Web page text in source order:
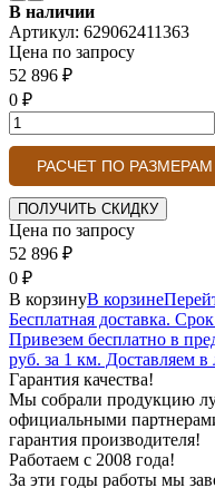
В наличии
Артикул: 629062411363
Цена по запросу
52 896 ₽
0 ₽
РАСЧЕТ ПО РАЗМЕРАМ
Цена по запросу
52 896 ₽
0 ₽
В корзинуВ корзине
Бесплатная доставка.
Привезем бесплатно в
руб. за 1 км. Доставляем
Гарантия качества!
Мы собрали продукцию
официальными
гарантия производителя!
Работаем с 2008 года!
За эти годы работы мы